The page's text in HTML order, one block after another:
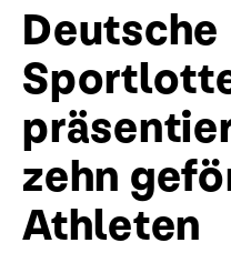
Deutsche
zehn
Athleten